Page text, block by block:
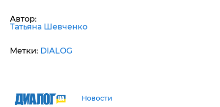
Автор:
Татьяна Шевченко
Метки: DIALOG
Новости